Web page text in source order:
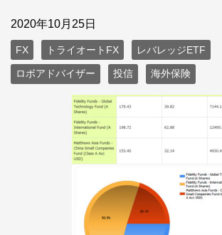
2020年10月25日
FX トライオートFX レバレッジETF
ロボアドバイザー 投信 海外保険